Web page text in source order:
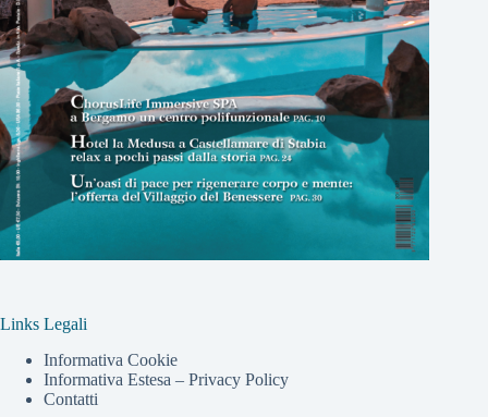
Links Legali
Informativa Cookie
Informativa Estesa – Privacy Policy
Contatti